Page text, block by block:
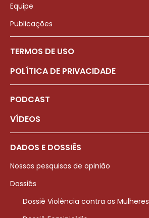
Equipe
Publicações
TERMOS DE USO
POLÍTICA DE PRIVACIDADE
PODCAST
VÍDEOS
DADOS E DOSSIÊS
Nossas pesquisas de opinião
Dossiês
Dossiê Violência contra as Mulheres